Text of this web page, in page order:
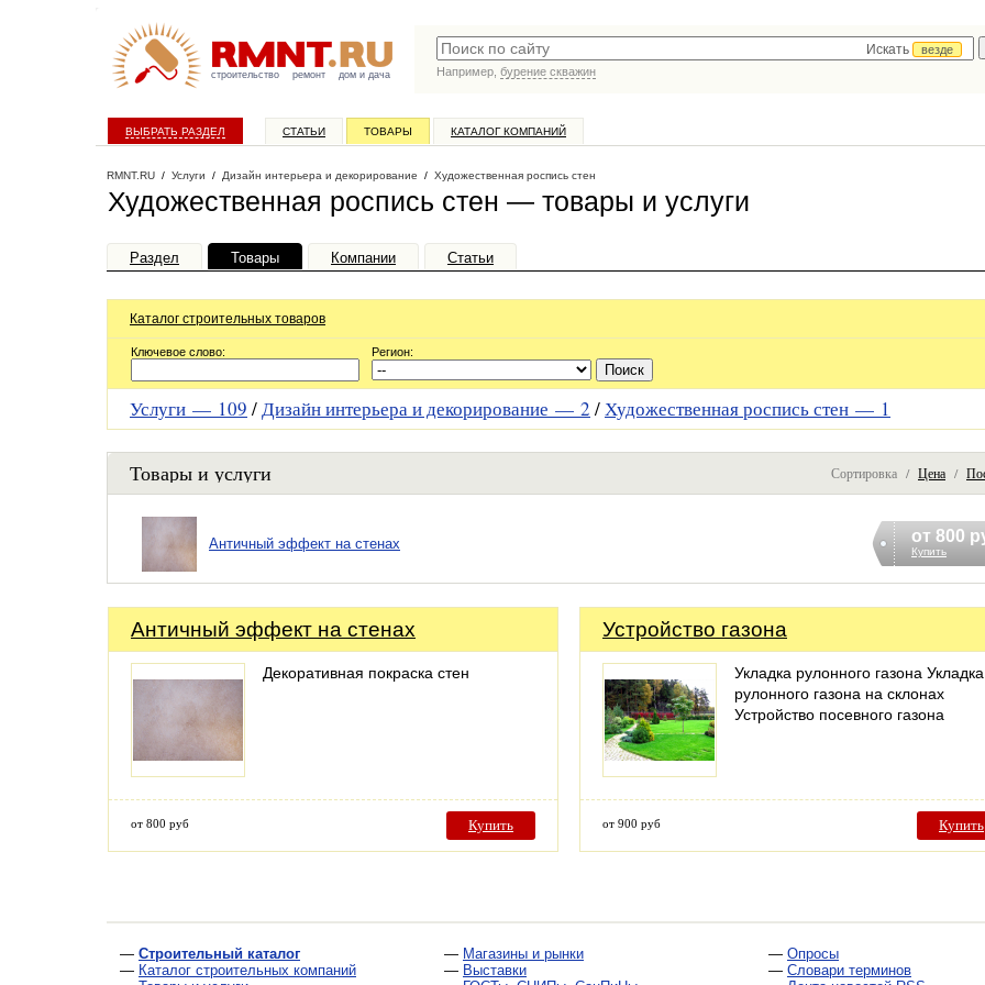
строительство ремонт дом и дача
Искать
везде
Например, бурение скважин
ВЫБРАТЬ РАЗДЕЛ СТАТЬИ ТОВАРЫ КАТАЛОГ КОМПАНИЙ
RMNT.RU / Услуги / Дизайн интерьера и декорирование / Художественная роспись стен
Художественная роспись стен — товары и услуги
Раздел Товары Компании Статьи
Каталог строительных товаров
Ключевое слово: Регион:
Услуги — 109 /Дизайн интерьера и декорирование — 2 /Художественная роспись стен — 1
Товары и услуги Сортировка / Цена /
Античный эффект на стенах от 800
Купить
Античный эффект на стенах
Декоративная покраска стен
от 800 руб Купить
Устройство газона
Укладка рулонного газона Укладка
рулонного газона на склонах
Устройство посевного газона
от 900 руб Купить
— Строительный каталог
— Каталог строительных компаний
— Магазины и рынки
— Выставки
— Опросы
— Словари терминов